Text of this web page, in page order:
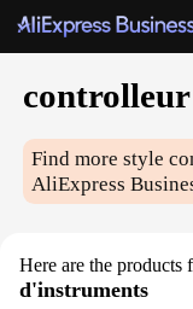
Find more style
AliExpress
Here are the products
d'instruments